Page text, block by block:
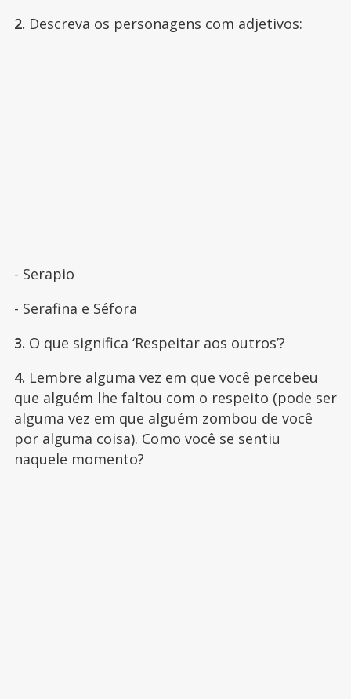
2. Descreva os personagens com adjetivos:
- Serapio
- Serafina e Séfora
3. O que significa ‘Respeitar aos outros’?
4. Lembre alguma vez em que você percebeu
que alguém lhe faltou com o respeito (pode ser
alguma vez em que alguém zombou de você
por alguma coisa). Como você se sentiu
naquele momento?